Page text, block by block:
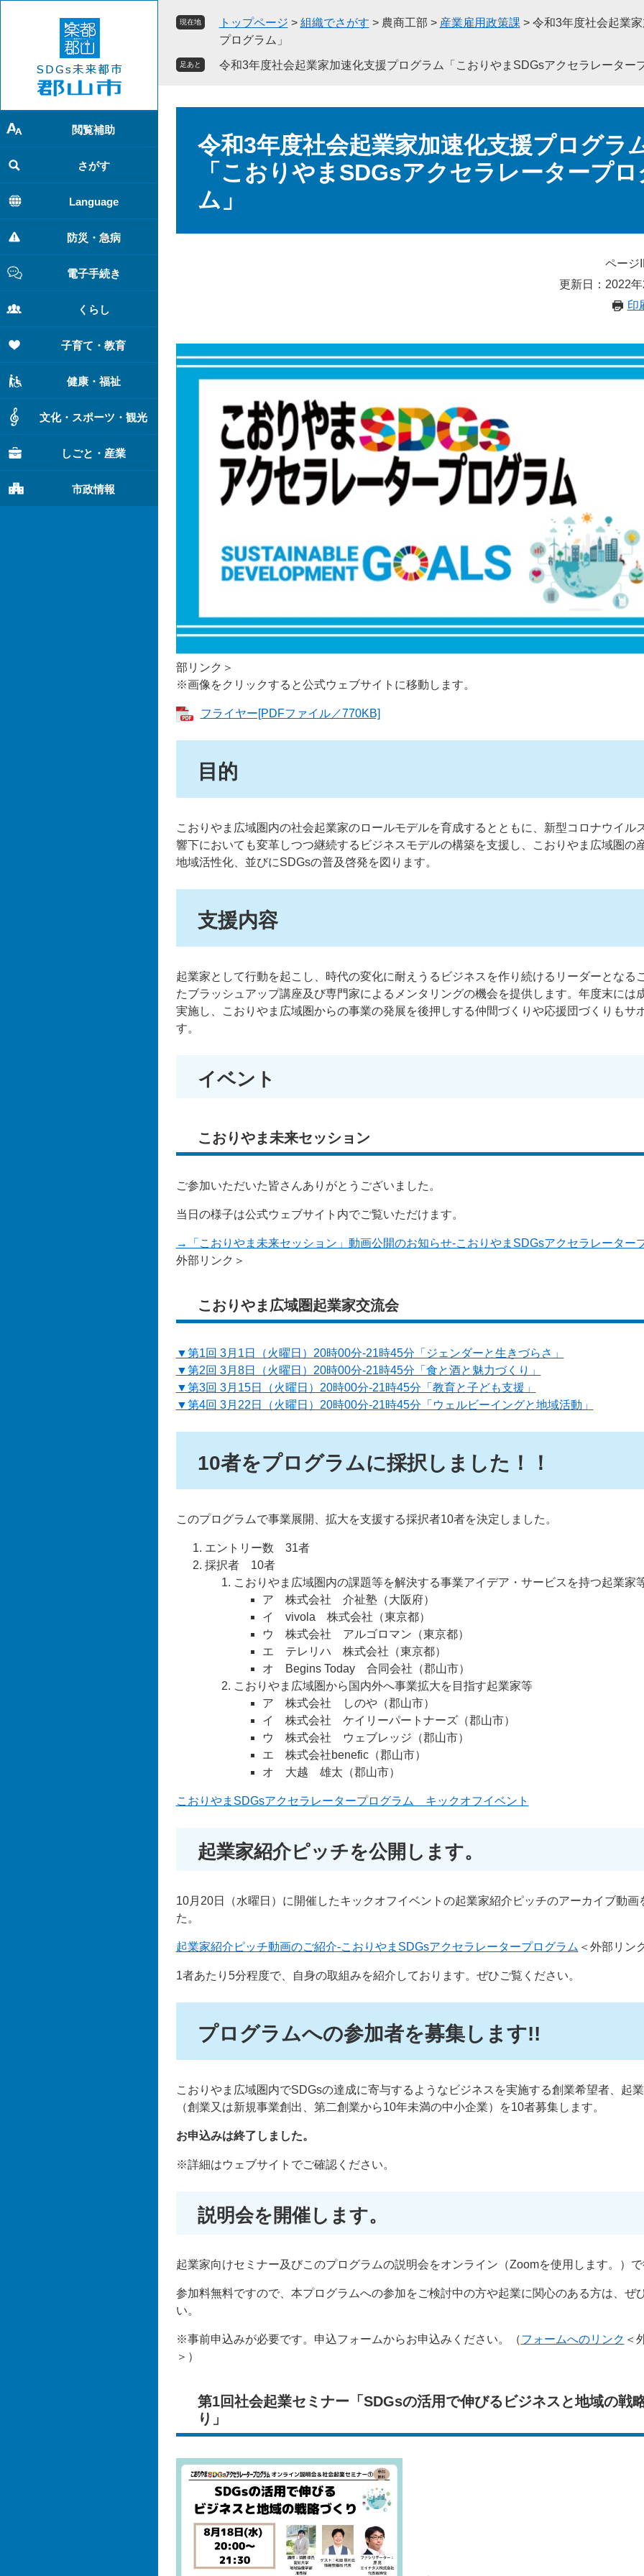
で
す
。
ば
し
て
本
文
へ
閲覧補助
さがす
Language
防災・急病
電子手続き
くらし
子育て・教育
健康・福祉
文化・スポーツ・観光
しごと・産業
市政情報
現在地 トップページ > 組織でさがす > 農商工部 > 産業雇用政策課 > 令和3年度社会起業
プログラム」
足あと 令和3年度社会起業家加速化支援プログラム「こおりやまSDGsアクセラレーター
令和3年度社会起業家加速化支援プログラ
「こおりやまSDGsアクセラレータープ
ム」
ページ
更新日：2022
印
部リンク＞
※画像をクリックすると公式ウェブサイトに移動します。
フライヤー[PDFファイル／770KB]
目的
こおりやま広域圏内の社会起業家のロールモデルを育成するとともに、新型コロナウイル
響下においても変革しつつ継続するビジネスモデルの構築を支援し、こおりやま広域圏の
地域活性化、並びにSDGsの普及啓発を図ります。
支援内容
起業家として行動を起こし、時代の変化に耐えうるビジネスを作り続けるリーダーとなる
たブラッシュアップ講座及び専門家によるメンタリングの機会を提供します。年度末には
実施し、こおりやま広域圏からの事業の発展を後押しする仲間づくりや応援団づくりもサ
す。
イベント
こおりやま未来セッション
ご参加いただいた皆さんありがとうございました。
当日の様子は公式ウェブサイト内でご覧いただけます。
→「こおりやま未来セッション」動画公開のお知らせ-こおりやまSDGsアクセラレーター
外部リンク＞
こおりやま広域圏起業家交流会
▼第1回 3月1日（火曜日）20時00分-21時45分「ジェンダーと生きづらさ」
▼第2回 3月8日（火曜日）20時00分-21時45分「食と酒と魅力づくり」
▼第3回 3月15日（火曜日）20時00分-21時45分「教育と子ども支援」
▼第4回 3月22日（火曜日）20時00分-21時45分「ウェルビーイングと地域活動」
10者をプログラムに採択しました！！
このプログラムで事業展開、拡大を支援する採択者10者を決定しました。
エントリー数 31者
採択者 10者
こおりやま広域圏内の課題等を解決する事業アイデア・サービスを持つ起業家
ア 株式会社 介祉塾（大阪府）
イ vivola 株式会社（東京都）
ウ 株式会社 アルゴロマン（東京都）
エ テレリハ 株式会社（東京都）
オ Begins Today 合同会社（郡山市）
こおりやま広域圏から国内外へ事業拡大を目指す起業家等
ア 株式会社 しのや（郡山市）
イ 株式会社 ケイリーパートナーズ（郡山市）
ウ 株式会社 ウェブレッジ（郡山市）
エ 株式会社benefic（郡山市）
オ 大越 雄太（郡山市）
こおりやまSDGsアクセラレータープログラム キックオフイベント
起業家紹介ピッチを公開します。
10月20日（水曜日）に開催したキックオフイベントの起業家紹介ピッチのアーカイブ動画
た。
起業家紹介ピッチ動画のご紹介-こおりやまSDGsアクセラレータープログラム ＜外部リン
1者あたり5分程度で、自身の取組みを紹介しております。ぜひご覧ください。
プログラムへの参加者を募集します!!
こおりやま広域圏内でSDGsの達成に寄与するようなビジネスを実施する創業希望者、起
（創業又は新規事業創出、第二創業から10年未満の中小企業）を10者募集します。
お申込みは終了しました。
※詳細はウェブサイトでご確認ください。
説明会を開催します。
起業家向けセミナー及びこのプログラムの説明会をオンライン（Zoomを使用します。）
参加料無料ですので、本プログラムへの参加をご検討中の方や起業に関心のある方は、ぜ
い。
※事前申込みが必要です。申込フォームからお申込みください。（フォームへのリンク ＜
＞ ）
第1回社会起業セミナー「SDGsの活用で伸びるビジネスと地域の戦
り」